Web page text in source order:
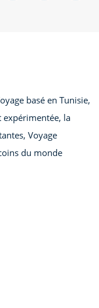
basé en Tunisie,
expérimentée, la
Voyage
du monde